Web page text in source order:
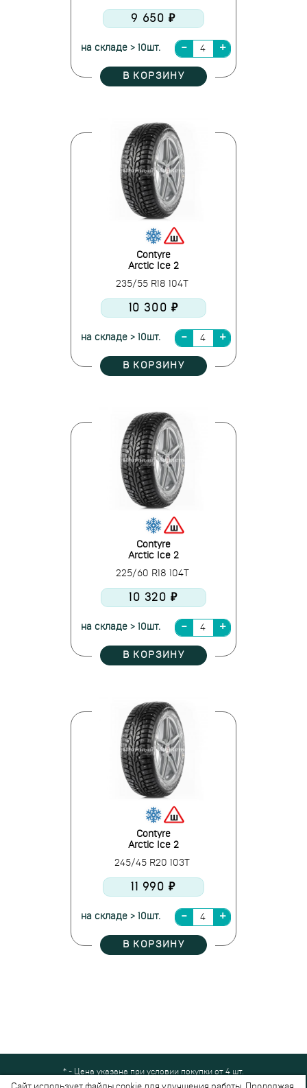
9 650 ₽
на складе > 10шт.
В КОРЗИНУ
Contyre
Arctic Ice 2
235/55 R18 104T
10 300 ₽
на складе > 10шт.
В КОРЗИНУ
Contyre
Arctic Ice 2
225/60 R18 104T
10 320 ₽
на складе > 10шт.
В КОРЗИНУ
Contyre
Arctic Ice 2
245/45 R20 103T
11 990 ₽
на складе > 10шт.
В КОРЗИНУ
* - Цена указана при условии покупки от 4 шт.
Все права защищены © 2024-2026,Шинный Маркет(ООО "Безопасные